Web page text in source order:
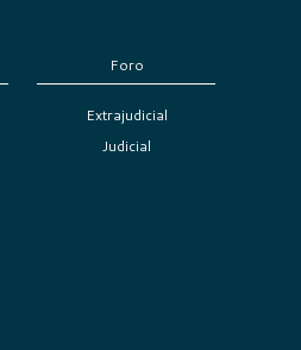
Foro
Extrajudicial
Judicial